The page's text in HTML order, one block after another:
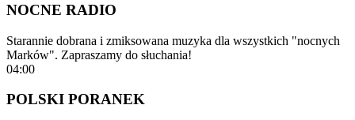
NOCNE RADIO
Starannie dobrana i zmiksowana muzyka dla wszystkich "nocnych
Marków". Zapraszamy do słuchania!
04:00
POLSKI PORANEK